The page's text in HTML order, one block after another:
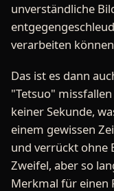
unverständliche
verarbeiten
Das ist es dann
"Tetsuo"
keiner Sekunde,
einem gewissen
und verrückt ohne
Zweifel, aber so
Merkmal für einen